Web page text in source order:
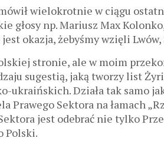
wielokrotnie w ciągu
głosy np. Mariusz Max
okazja, żebyśmy wzięli Lwów,
stronie, ale w moim
sugestią, jaką tworzy list
ukraińskich. Działa tak samo
Prawego Sektora na łamach
jest odebrać nie tylko
Polski.